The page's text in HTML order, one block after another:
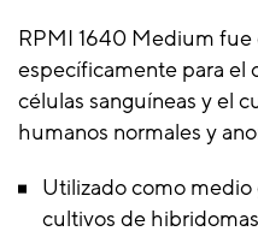
RPMI 1640 Medium fue
específicamente para el
células sanguíneas y el
humanos normales y
Utilizado como medio
cultivos de hibridomas